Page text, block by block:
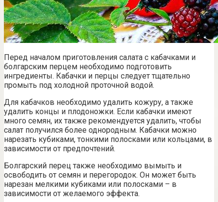
Перед началом приготовления салата с кабачками и
болгарским перцем необходимо подготовить
ингредиенты. Кабачки и перцы следует тщательно
промыть под холодной проточной водой.
Для кабачков необходимо удалить кожуру, а также
удалить концы и плодоножки. Если кабачки имеют
много семян, их также рекомендуется удалить, чтобы
салат получился более однородным. Кабачки можно
нарезать кубиками, тонкими полосками или кольцами, в
зависимости от предпочтений.
Болгарский перец также необходимо вымыть и
освободить от семян и перегородок. Он может быть
нарезан мелкими кубиками или полосками – в
зависимости от желаемого эффекта.